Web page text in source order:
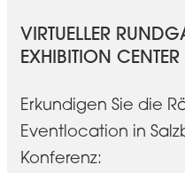
VIRTUELLER
EXHIBITION
Erkundigen Sie die
Eventlocation in
Konferenz: